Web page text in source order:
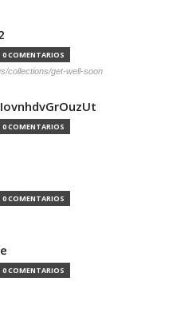
0 COMENTARIOS
collections/get-well-soon
0 COMENTARIOS
0 COMENTARIOS
0 COMENTARIOS